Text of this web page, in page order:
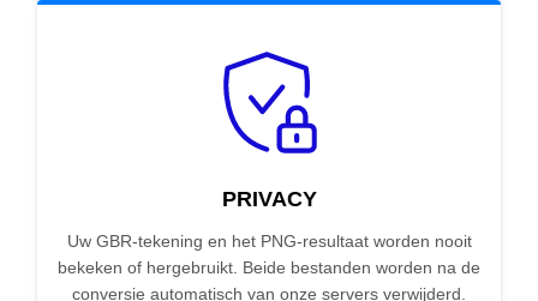
PRIVACY
Uw GBR-tekening en het PNG-resultaat worden nooit
bekeken of hergebruikt. Beide bestanden worden na de
conversie automatisch van onze servers verwijderd.